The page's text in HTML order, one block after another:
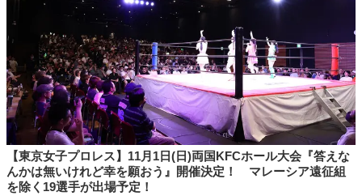
【東京女子プロレス】11月1日(日)両国KFCホール大会『答えな
んかは無いけれど幸を願おう』開催決定！ マレーシア遠征組
を除く19選手が出場予定！